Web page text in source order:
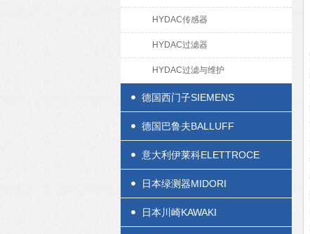
HYDAC传感器
HYDAC过滤器
HYDAC过滤与维护
德国西门子SIEMENS
德国巴鲁夫BALLUFF
意大利伊莱科ELETTROCE
日本绿测器MIDORI
日本川崎KAWAKI